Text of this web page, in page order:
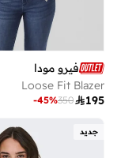
فيرو مودا
Loose Fit Blazer
195
350
-45%
جديد